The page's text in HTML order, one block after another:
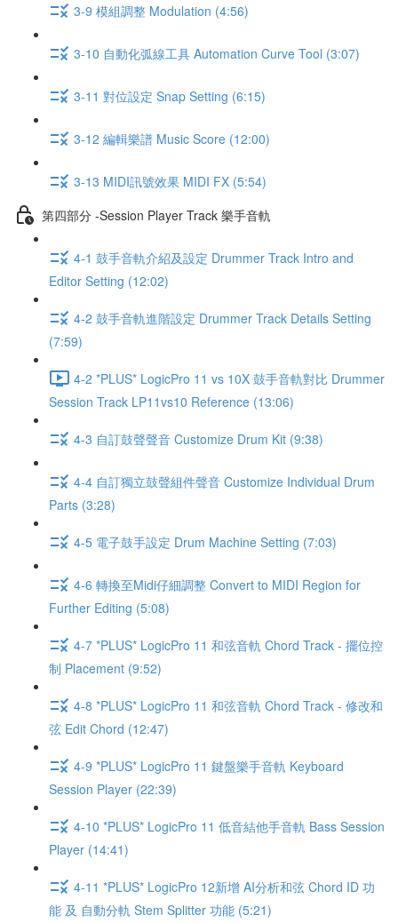
3-9 模組調整 Modulation (4:56)
3-10 自動化弧線工具 Automation Curve Tool (3:07)
3-11 對位設定 Snap Setting (6:15)
3-12 編輯樂譜 Music Score (12:00)
3-13 MIDI訊號效果 MIDI FX (5:54)
第四部分 -Session Player Track 樂手音軌
4-1 鼓手音軌介紹及設定 Drummer Track Intro and
Editor Setting (12:02)
4-2 鼓手音軌進階設定 Drummer Track Details Setting
(7:59)
4-2 *PLUS* LogicPro 11 vs 10X 鼓手音軌對比 Drummer
Session Track LP11vs10 Reference (13:06)
4-3 自訂鼓聲聲音 Customize Drum Kit (9:38)
4-4 自訂獨立鼓聲組件聲音 Customize Individual Drum
Parts (3:28)
4-5 電子鼓手設定 Drum Machine Setting (7:03)
4-6 轉換至Midi仔細調整 Convert to MIDI Region for
Further Editing (5:08)
4-7 *PLUS* LogicPro 11 和弦音軌 Chord Track - 擺位控
制 Placement (9:52)
4-8 *PLUS* LogicPro 11 和弦音軌 Chord Track - 修改和
弦 Edit Chord (12:47)
4-9 *PLUS* LogicPro 11 鍵盤樂手音軌 Keyboard
Session Player (22:39)
4-10 *PLUS* LogicPro 11 低音結他手音軌 Bass Session
Player (14:41)
4-11 *PLUS* LogicPro 12新增 AI分析和弦 Chord ID 功
能 及 自動分軌 Stem Splitter 功能 (5:21)